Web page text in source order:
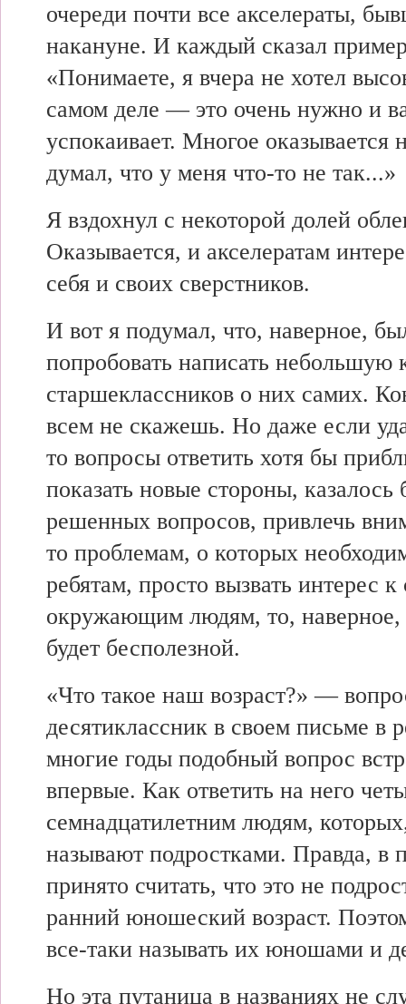
очереди почти все акселераты,
накануне. И каждый сказал
«Понимаете, я вчера не хотел
самом деле — это очень нужно и
успокаивает. Многое оказывается
думал, что у меня что-то не так...»
Я вздохнул с некоторой долей
Оказывается, и акселератам
себя и своих сверстников.
И вот я подумал, что, наверное,
попробовать написать небольшую
старшеклассников о них самих.
всем не скажешь. Но даже если
то вопросы ответить хотя бы
показать новые стороны, казалось
решенных вопросов, привлечь
то проблемам, о которых
ребятам, просто вызвать интерес
окружающим людям, то, наверное,
будет бесполезной.
«Что такое наш возраст?» —
десятиклассник в своем письме в
многие годы подобный вопрос
впервые. Как ответить на него
семнадцатилетним людям,
называют подростками. Правда, в
принято считать, что это не
ранний юношеский возраст.
все-таки называть их юношами и
Но эта путаница в названиях не